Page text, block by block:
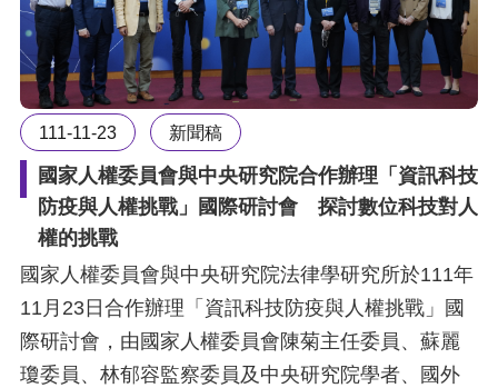
111-11-23 新聞稿
國家人權委員會與中央研究院合作辦理「資訊科技
防疫與人權挑戰」國際研討會 探討數位科技對人
權的挑戰
國家人權委員會與中央研究院法律學研究所於111年
11月23日合作辦理「資訊科技防疫與人權挑戰」國
際研討會，由國家人權委員會陳菊主任委員、蘇麗
瓊委員、林郁容監察委員及中央研究院學者、國外